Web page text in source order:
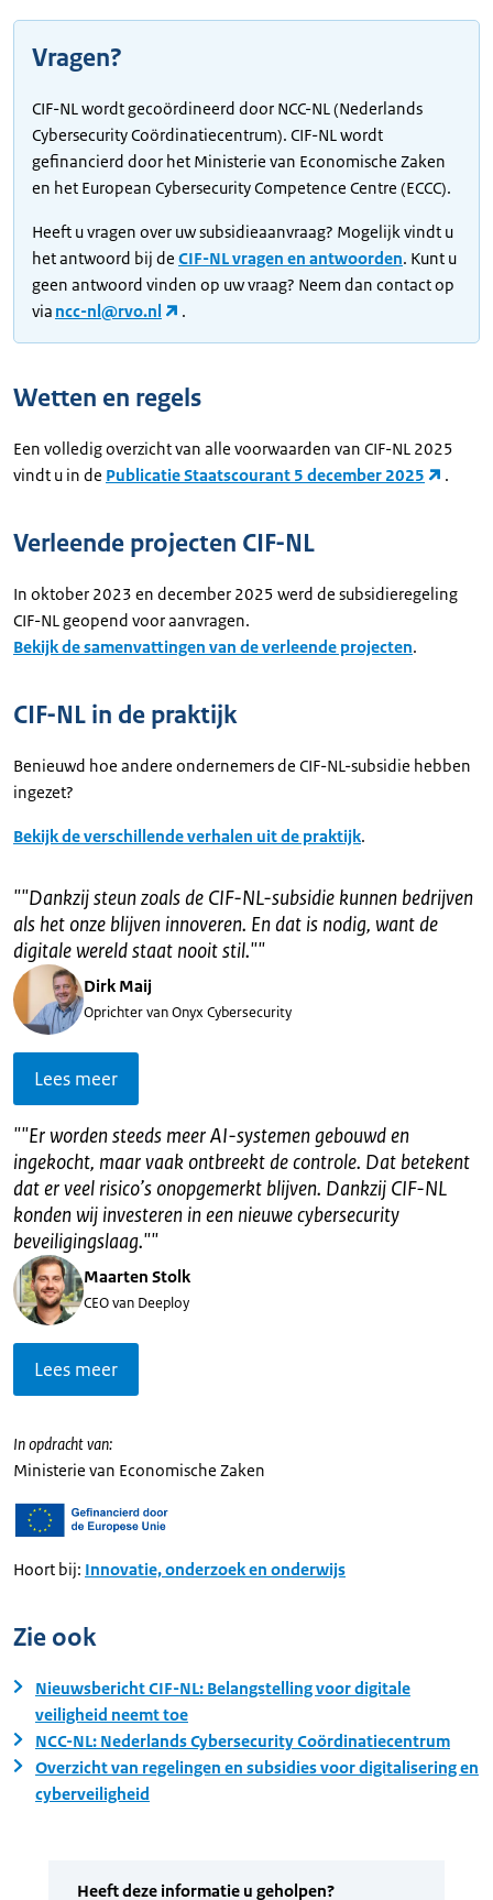
Vragen?
CIF-NL wordt gecoördineerd door NCC-NL (Nederlands
Cybersecurity Coördinatiecentrum). CIF-NL wordt
gefinancierd door het Ministerie van Economische Zaken
en het European Cybersecurity Competence Centre (ECCC).
Heeft u vragen over uw subsidieaanvraag? Mogelijk vindt u
het antwoord bij de CIF-NL vragen en antwoorden. Kunt u
geen antwoord vinden op uw vraag? Neem dan contact op
via ncc-nl@rvo.nl .
Wetten en regels
Een volledig overzicht van alle voorwaarden van CIF-NL 2025
vindt u in de Publicatie Staatscourant 5 december 2025 .
Verleende projecten CIF-NL
In oktober 2023 en december 2025 werd de subsidieregeling
CIF-NL geopend voor aanvragen.
Bekijk de samenvattingen van de verleende projecten.
CIF-NL in de praktijk
Benieuwd hoe andere ondernemers de CIF-NL-subsidie hebben
ingezet?
Bekijk de verschillende verhalen uit de praktijk.
""Dankzij steun zoals de CIF-NL-subsidie kunnen bedrijven
als het onze blijven innoveren. En dat is nodig, want de
digitale wereld staat nooit stil.""
Dirk Maij
Oprichter van Onyx Cybersecurity
Lees meer
""Er worden steeds meer AI-systemen gebouwd en
ingekocht, maar vaak ontbreekt de controle. Dat betekent
dat er veel risico’s onopgemerkt blijven. Dankzij CIF-NL
konden wij investeren in een nieuwe cybersecurity
beveiligingslaag.""
Maarten Stolk
CEO van Deeploy
Lees meer
In opdracht van:
Ministerie van Economische Zaken
Hoort bij: Innovatie, onderzoek en onderwijs
Zie ook
Nieuwsbericht CIF-NL: Belangstelling voor digitale
veiligheid neemt toe
NCC-NL: Nederlands Cybersecurity Coördinatiecentrum
Overzicht van regelingen en subsidies voor digitalisering en
cyberveiligheid